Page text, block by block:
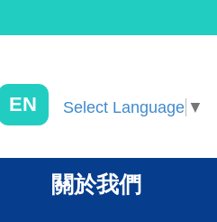
EN Select Language ▼
關於我們